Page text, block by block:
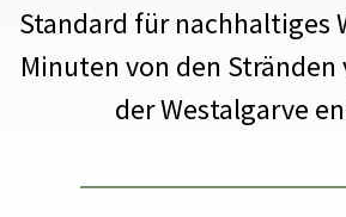
Standard für nachhaltiges
Minuten von den Stränden
der Westalgarve